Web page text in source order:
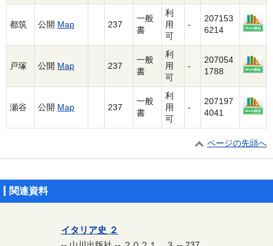
都筑 公開 Map 237
一般
書
利
用
可
-
207153
6214
戸塚 公開 Map 237
一般
書
利
用
可
-
207054
1788
瀬谷 公開 Map 237
一般
書
利
用
可
-
207197
4041
ページの先頭へ
関連資料
イタリア史 ２